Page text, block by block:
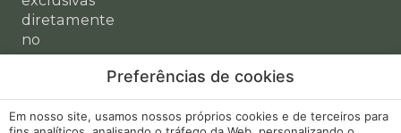
diretamente
no
seu
A minha
Desenvolvido
Preferências de cookies
Em nosso site, usamos nossos próprios cookies e de terceiros para